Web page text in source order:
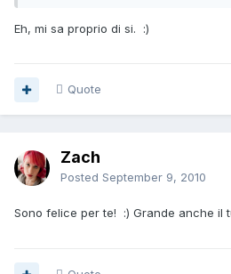
Eh, mi sa proprio di si. :)
Quote
Zach
Posted September 9, 2010
Sono felice per te! :) Grande anche il